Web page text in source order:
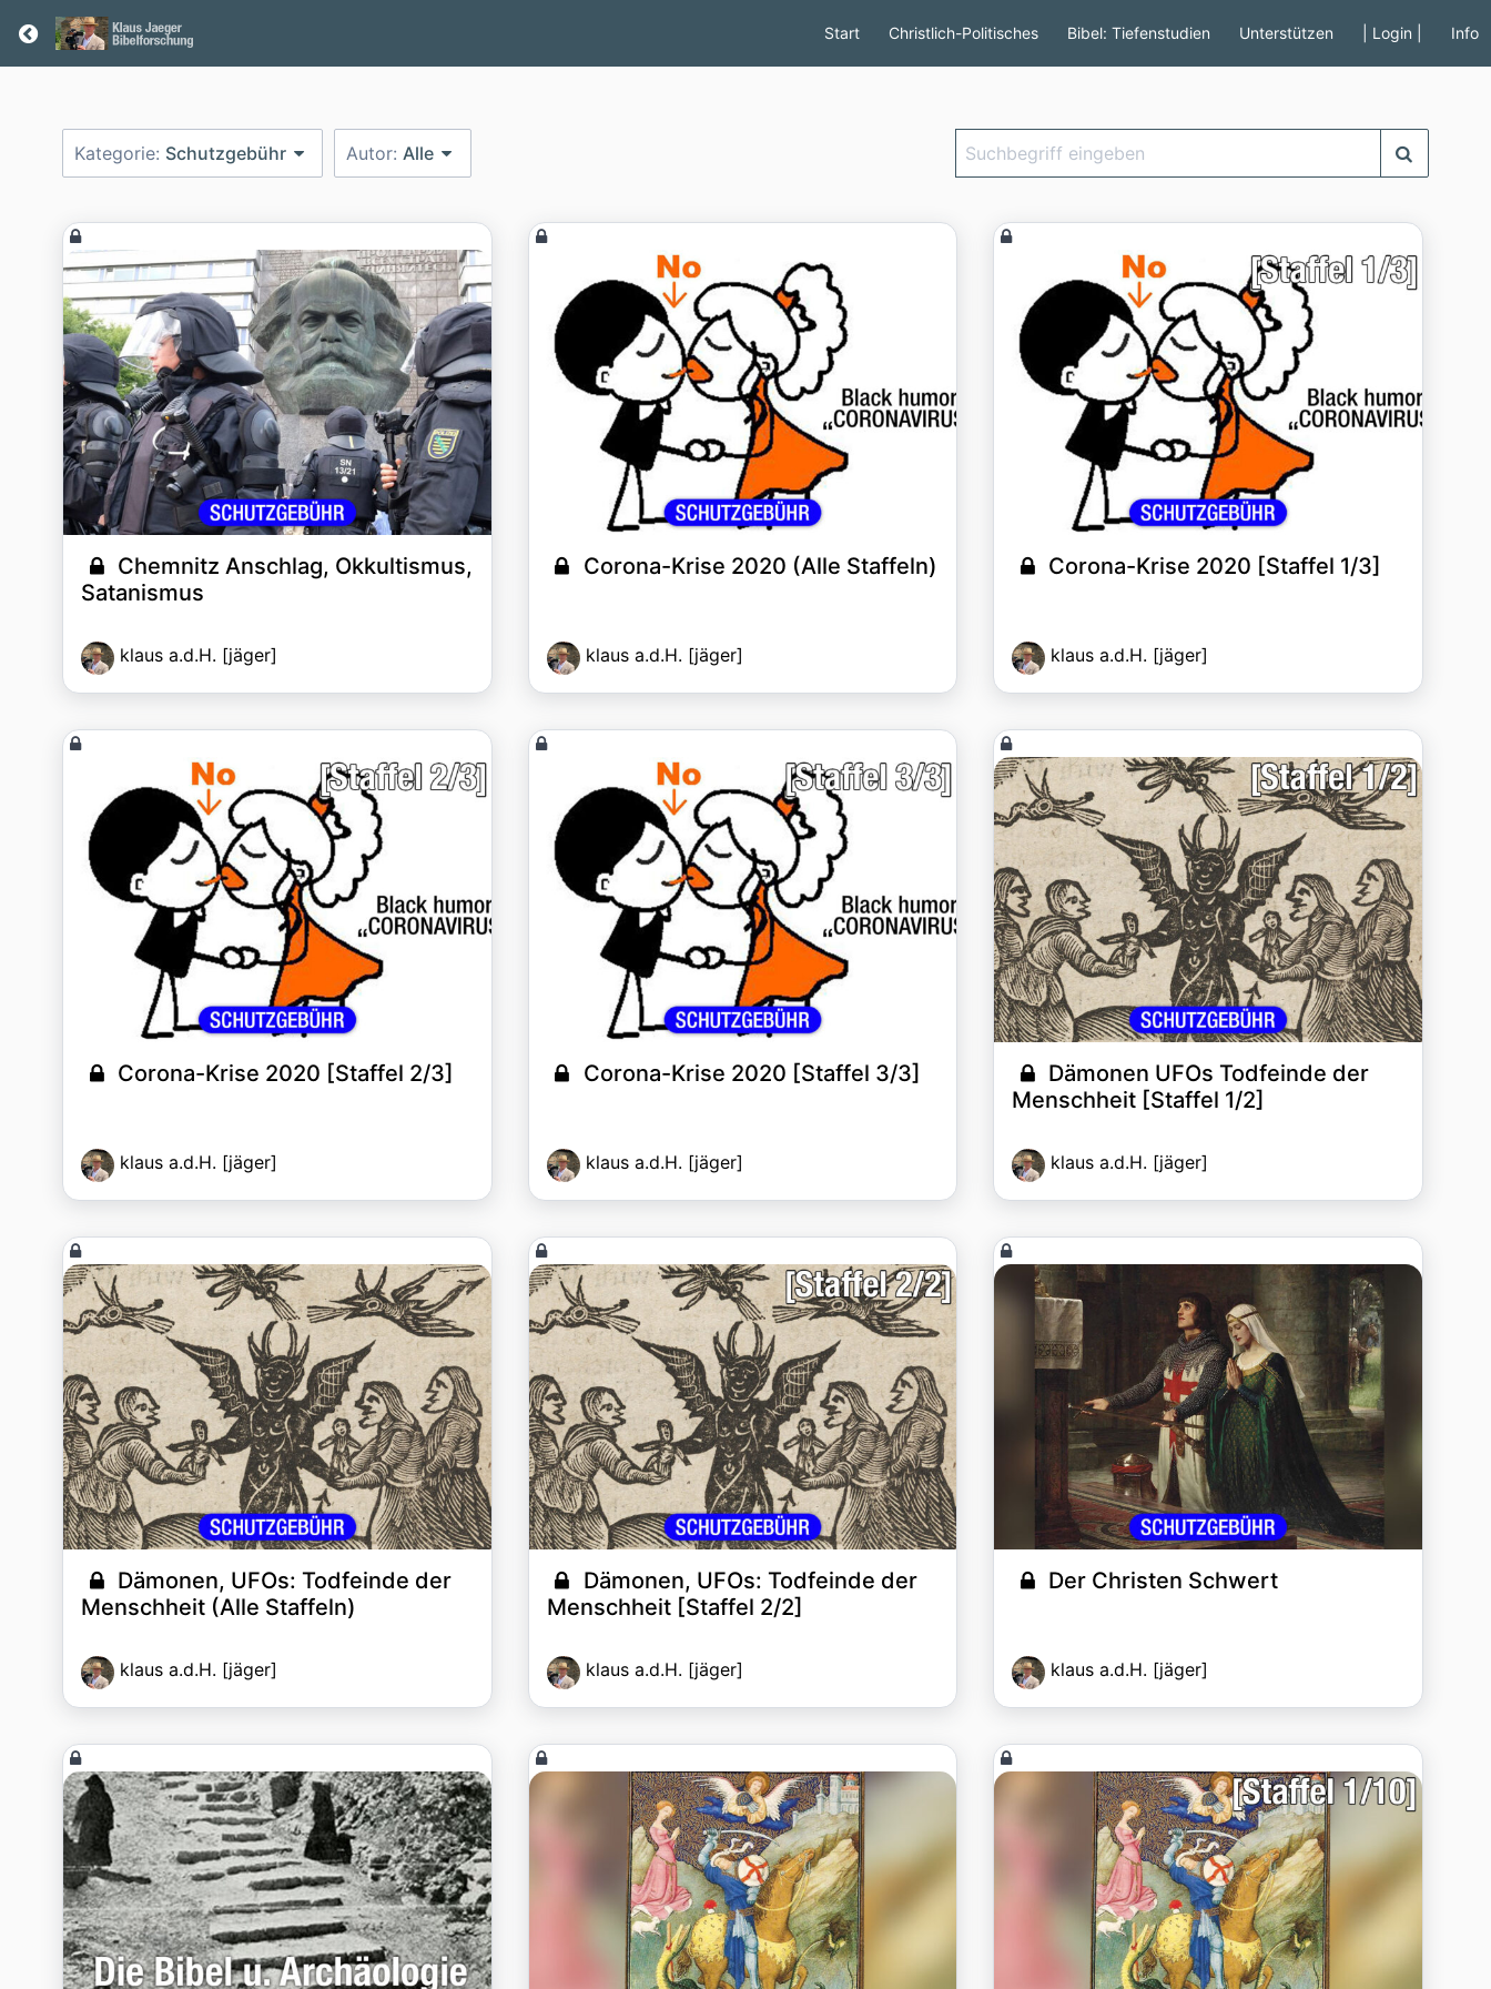
Return home Start Christlich-Politisches Bibel: Tiefenstudien Unterstützen | Login | Info
Kategorie: Schutzgebühr Autor:Alle
Suchbegriff
eingeben
Chemnitz Anschlag, Okkultismus,
Satanismus
klaus a.d.H. [jäger]
Corona-Krise 2020 (Alle Staffeln)
klaus a.d.H. [jäger]
Corona-Krise 2020 [Staffel 1/3]
klaus a.d.H. [jäger]
Corona-Krise 2020 [Staffel 2/3]
klaus a.d.H. [jäger]
Corona-Krise 2020 [Staffel 3/3]
klaus a.d.H. [jäger]
Dämonen UFOs Todfeinde der
Menschheit [Staffel 1/2]
klaus a.d.H. [jäger]
Dämonen, UFOs: Todfeinde der
Menschheit (Alle Staffeln)
klaus a.d.H. [jäger]
Dämonen, UFOs: Todfeinde der
Menschheit [Staffel 2/2]
klaus a.d.H. [jäger]
Der Christen Schwert
klaus a.d.H. [jäger]